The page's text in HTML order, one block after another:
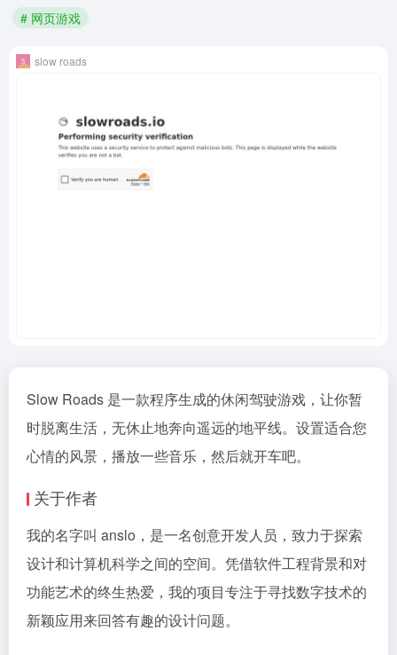
# 网页游戏
slow roads
Slow Roads 是一款程序生成的休闲驾驶游戏，让你暂
时脱离生活，无休止地奔向遥远的地平线。设置适合您
心情的风景，播放一些音乐，然后就开车吧。
关于作者
我的名字叫 anslo，是一名创意开发人员，致力于探索
设计和计算机科学之间的空间。凭借软件工程背景和对
功能艺术的终生热爱，我的项目专注于寻找数字技术的
新颖应用来回答有趣的设计问题。